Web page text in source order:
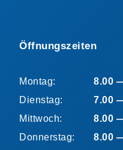
Öffnungszeiten
Montag:
8.00
Dienstag:
7.00
Mittwoch:
8.00
Donnerstag:
8.00